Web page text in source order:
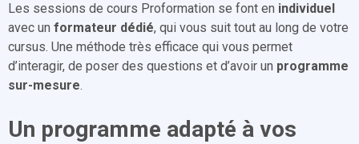
Les sessions de cours Proformation se font en individuel
avec un formateur dédié, qui vous suit tout au long de votre
cursus. Une méthode très efficace qui vous permet
d’interagir, de poser des questions et d’avoir un programme
sur-mesure.
Un programme adapté à vos